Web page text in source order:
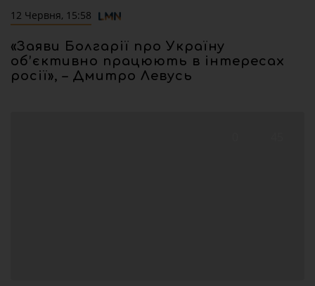
12 Червня, 15:58
«Заяви Болгарії про Україну
об’єктивно працюють в інтересах
росії», – Дмитро Левусь